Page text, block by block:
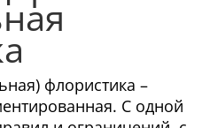
флористика –
С одной